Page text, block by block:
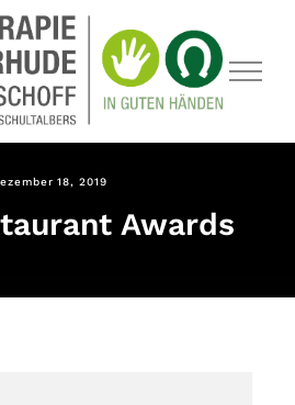
18, 2019
Awards